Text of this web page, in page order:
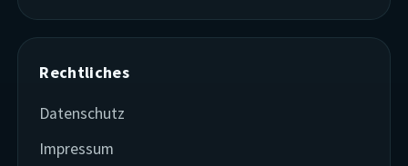
Rechtliches
Datenschutz
Impressum